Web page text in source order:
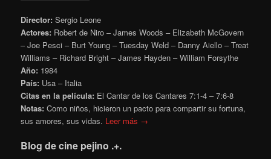
Director: Sergio Leone
Actores: Robert de Niro – James Woods – Elizabeth McGovern
– Joe Pesci – Burt Young – Tuesday Weld – Danny Aiello – Treat
Williams – Richard Bright – James Hayden – William Forsythe
Año: 1984
País: Usa – Italia
Citas en la película: El Cantar de los Cantares 7:1-4 – 7:6-8
Notas:Como niños, hicieron un pacto para compartir su fortuna,
sus amores, sus vidas. Leer más →
Blog de cine pejino .+.